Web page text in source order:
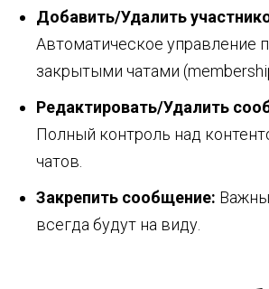
Добавить/Удалить
Автоматическое управление
закрытыми чатами
Редактировать/Удалить
Полный контроль над
чатов.
Закрепить сообщение:
всегда будут на виду.